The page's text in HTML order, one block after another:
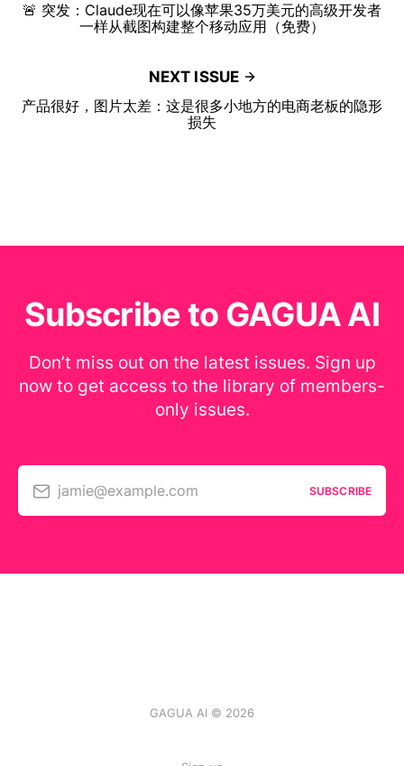
🚨 突发：Claude现在可以像苹果35万美元的高级开发者
一样从截图构建整个移动应用（免费）
NEXT ISSUE
产品很好，图片太差：这是很多小地方的电商老板的隐形
损失
Subscribe to GAGUA AI
Don’t miss out on the latest issues. Sign up
now to get access to the library of members-
only issues.
jamie@example.com SUBSCRIBE
GAGUA AI © 2026